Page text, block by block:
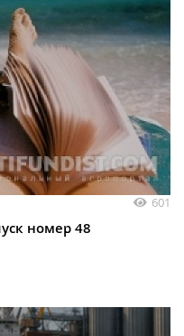
601
номер 48